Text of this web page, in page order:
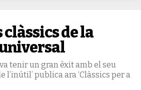
clàssics de la
tenir un gran èxit amb el seu
publica ara ‘Clàssics per a